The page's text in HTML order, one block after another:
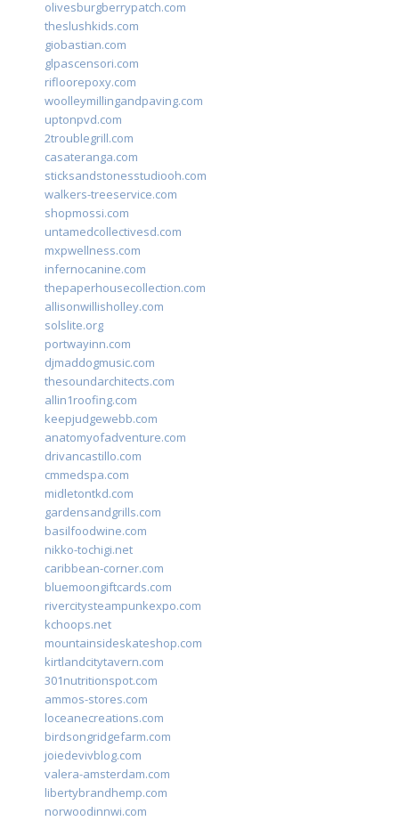
olivesburgberrypatch.com
theslushkids.com
giobastian.com
glpascensori.com
rifloorepoxy.com
woolleymillingandpaving.com
uptonpvd.com
2troublegrill.com
casateranga.com
sticksandstonesstudiooh.com
walkers-treeservice.com
shopmossi.com
untamedcollectivesd.com
mxpwellness.com
infernocanine.com
thepaperhousecollection.com
allisonwillisholley.com
solslite.org
portwayinn.com
djmaddogmusic.com
thesoundarchitects.com
allin1roofing.com
keepjudgewebb.com
anatomyofadventure.com
drivancastillo.com
cmmedspa.com
midletontkd.com
gardensandgrills.com
basilfoodwine.com
nikko-tochigi.net
caribbean-corner.com
bluemoongiftcards.com
rivercitysteampunkexpo.com
kchoops.net
mountainsideskateshop.com
kirtlandcitytavern.com
301nutritionspot.com
ammos-stores.com
loceanecreations.com
birdsongridgefarm.com
joiedevivblog.com
valera-amsterdam.com
libertybrandhemp.com
norwoodinnwi.com